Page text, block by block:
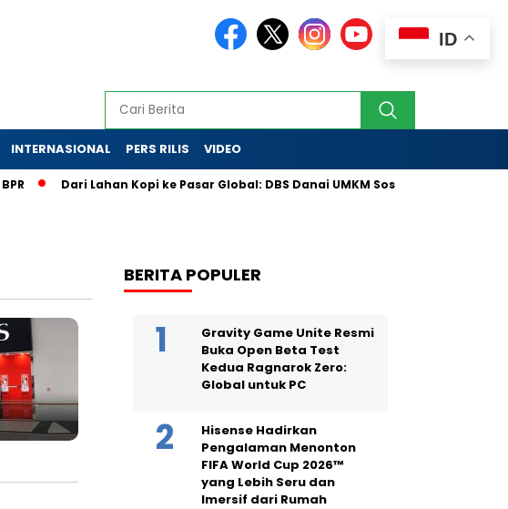
INTERNASIONAL PERS RILIS VIDEO
Dari Lahan Kopi ke Pasar Global: DBS Danai UMKM Sosial Lewat Skema
BERITA POPULER
Gravity Game Unite Resmi
Buka Open Beta Test
Kedua Ragnarok Zero:
Global untuk PC
Hisense Hadirkan
Pengalaman Menonton
FIFA World Cup 2026™
yang Lebih Seru dan
Imersif dari Rumah
ID